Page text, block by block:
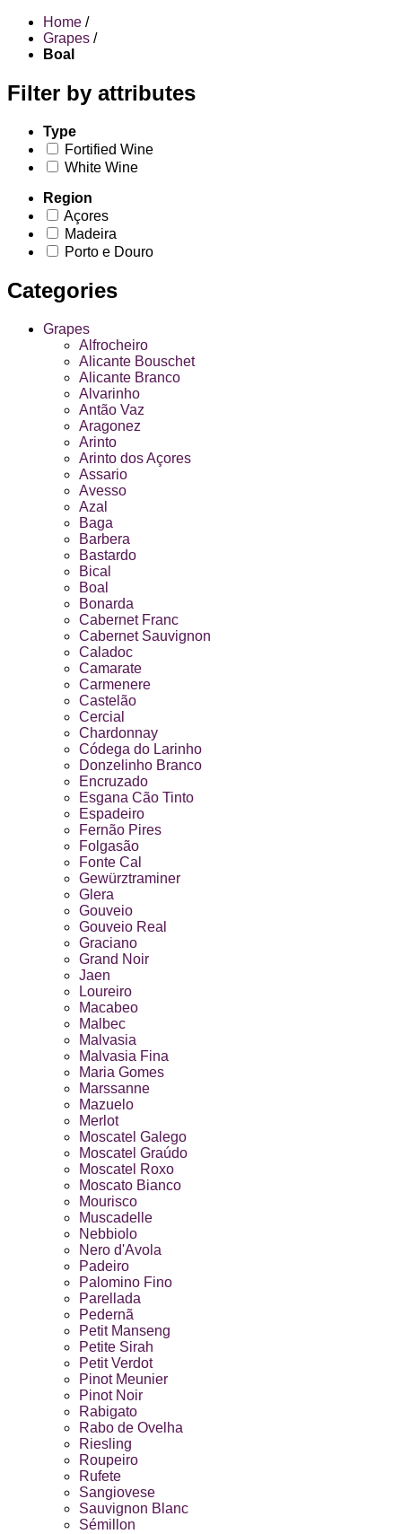
Home /
Grapes /
Boal
Filter by attributes
Type
Fortified Wine
White Wine
Region
Açores
Madeira
Porto e Douro
Categories
Grapes
Alfrocheiro
Alicante Bouschet
Alicante Branco
Alvarinho
Antão Vaz
Aragonez
Arinto
Arinto dos Açores
Assario
Avesso
Azal
Baga
Barbera
Bastardo
Bical
Boal
Bonarda
Cabernet Franc
Cabernet Sauvignon
Caladoc
Camarate
Carmenere
Castelão
Cercial
Chardonnay
Códega do Larinho
Donzelinho Branco
Encruzado
Esgana Cão Tinto
Espadeiro
Fernão Pires
Folgasão
Fonte Cal
Gewürztraminer
Glera
Gouveio
Gouveio Real
Graciano
Grand Noir
Jaen
Loureiro
Macabeo
Malbec
Malvasia
Malvasia Fina
Maria Gomes
Marssanne
Mazuelo
Merlot
Moscatel Galego
Moscatel Graúdo
Moscatel Roxo
Moscato Bianco
Mourisco
Muscadelle
Nebbiolo
Nero d'Avola
Padeiro
Palomino Fino
Parellada
Pedernã
Petit Manseng
Petite Sirah
Petit Verdot
Pinot Meunier
Pinot Noir
Rabigato
Rabo de Ovelha
Riesling
Roupeiro
Rufete
Sangiovese
Sauvignon Blanc
Sémillon